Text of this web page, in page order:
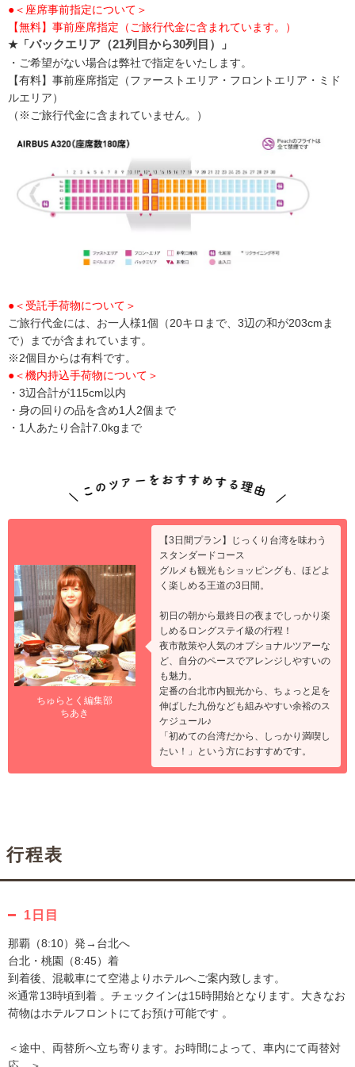
●＜座席事前指定について＞
【無料】事前座席指定（ご旅行代金に含まれています。）
★「バックエリア（21列目から30列目）
」
・ご希望がない場合は弊社で指定をいたします。
【有料】事前座席指定（ファーストエリア・フロントエリア・ミド
ルエリア）
（※ご旅行代金に含まれていません。）
●＜受託手荷物について＞
ご旅行代金には、お一人様1個（20キロまで、3辺の和が203cmま
で）までが含まれています。
※2個目からは有料です。
●＜機内持込手荷物について＞
・3辺合計が115cm以内
・身の回りの品を含め1人2個まで
・1人あたり合計7.0kgまで
ちゅらとく編集部
ちあき
【3日間プラン】じっくり台湾を味わう
スタンダードコース
グルメも観光もショッピングも、ほどよ
く楽しめる王道の3日間。
初日の朝から最終日の夜までしっかり楽
しめるロングステイ級の行程！
夜市散策や人気のオプショナルツアーな
ど、自分のペースでアレンジしやすいの
も魅力。
定番の台北市内観光から、ちょっと足を
伸ばした九份なども組みやすい余裕のス
ケジュール♪
「初めての台湾だから、しっかり満喫し
たい！」という方におすすめです。
行程表
1日目
那覇（8:10）発→台北へ
台北・桃園（8:45）着
到着後、混載車にて空港よりホテルへご案内致します。
※通常13時頃到着 。チェックインは15時開始となります。大きなお
荷物はホテルフロントにてお預け可能です 。
＜途中、両替所へ立ち寄ります。お時間によって、車内にて両替対